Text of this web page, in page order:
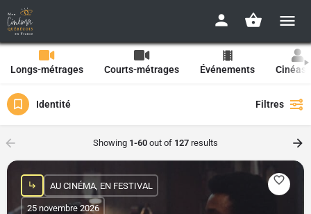
Longs-métrages Courts-métrages Événements
Identité Filtres
Showing 1-60 out of 127 results
AU CINÉMA, EN FESTIVAL
25 novembre 2026